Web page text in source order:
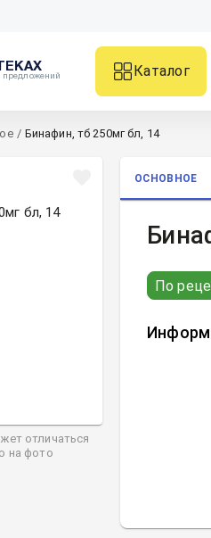
Каталог
/ Бинафин, тб 250мг бл, 14
отличаться
на фото
ОСНОВНОЕ
По